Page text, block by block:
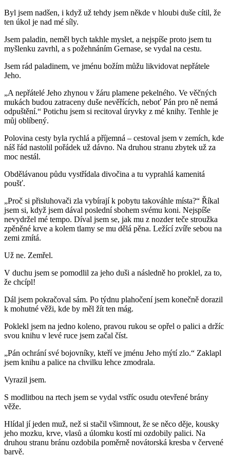
Byl jsem nadšen, i když už tehdy jsem někde v hloubi duše cítil, že
ten úkol je nad mé síly.
Jsem paladin, neměl bych takhle myslet, a nejspíše proto jsem tu
myšlenku zavrhl, a s požehnáním Gernase, se vydal na cestu.
Jsem rád paladinem, ve jménu božím můžu likvidovat nepřátele
Jeho.
„A nepřátelé Jeho zhynou v žáru plamene pekelného. Ve věčných
mukách budou zatraceny duše nevěřících, neboť Pán pro ně nemá
odpuštění.“ Potichu jsem si recitoval úryvky z mé knihy. Tenhle je
můj oblíbený.
Polovina cesty byla rychlá a příjemná – cestoval jsem v zemích, kde
náš řád nastolil pořádek už dávno. Na druhou stranu zbytek už za
moc nestál.
Obdělávanou půdu vystřídala divočina a tu vyprahlá kamenitá
poušť.
„Proč si přisluhovači zla vybírají k pobytu takováhle místa?“ Říkal
jsem si, když jsem dával poslední sbohem svému koni. Nejspíše
nevydržel mé tempo. Díval jsem se, jak mu z nozder teče stroužka
zpěněné krve a kolem tlamy se mu dělá pěna. Ležící zvíře sebou na
zemi zmítá.
Už ne. Zemřel.
V duchu jsem se pomodlil za jeho duši a následně ho proklel, za to,
že chcípl!
Dál jsem pokračoval sám. Po týdnu plahočení jsem konečně dorazil
k mohutné věži, kde by měl žít ten mág.
Poklekl jsem na jedno koleno, pravou rukou se opřel o palici a držíc
svou knihu v levé ruce jsem začal číst.
„Pán ochrání své bojovníky, kteří ve jménu Jeho mýtí zlo.“ Zaklapl
jsem knihu a palice na chvilku lehce zmodrala.
Vyrazil jsem.
S modlitbou na rtech jsem se vydal vstříc osudu otevřené brány
věže.
Hlídal jí jeden muž, než si stačil všimnout, že se něco děje, kousky
jeho mozku, krve, vlasů a úlomku kostí mi ozdobily palici. Na
druhou stranu bránu ozdobila poměrně novátorská kresba v červené
barvě.